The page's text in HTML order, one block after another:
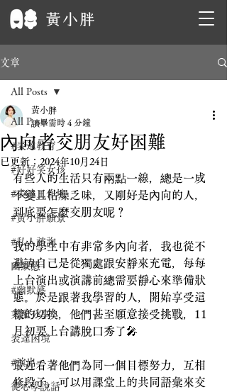
文章
All Posts
#表達教育
#好好笑女孩
#表達工作坊
#黃小胖願景
#私人諮詢
幽默感
#幽默感
業配分享
表達困境
#演出
從心學說話
All Posts
內向者交朋友好困難
黃小胖
讀畢需時 4 分鐘
已更新： 2024年10月24日
有些人的生活只有兩點一線，總是一成
不變且枯燥乏味，又剛好是內向的人，
到底要怎麼交朋友呢？
我的學生中有非常多內向者，我也從不
避諱自己是從獨處跟安靜來充電，每每
上台演出或演講前總需要靜心來準備狀
態。於是跟著我學習的人，開始享受這
樣的切換，他們甚至願意接受挑戰，11
月初要上台講脫口秀了🎤
最近看著他們為同一個目標努力，互相
修段子，可以用課堂上的共同語彙來交